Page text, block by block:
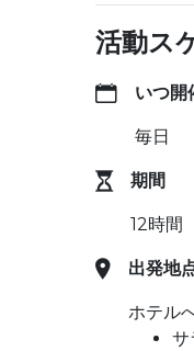
活動ス
いつ開
毎日
期間
12時間
出発地
ホテル
サ